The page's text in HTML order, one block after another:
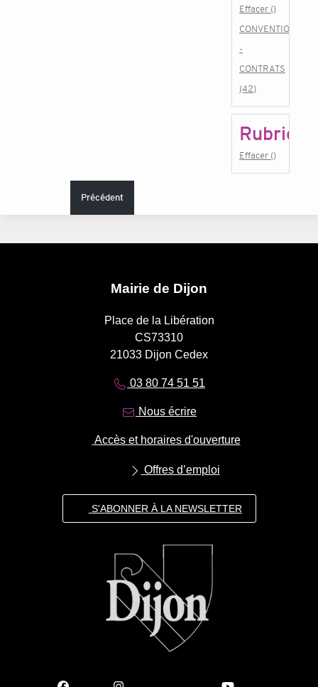
Effacer ()
CONVENTIONS
-
CONTRATS
(42)
Rubrique
Effacer ()
Précédent
Mairie de Dijon
Place de la Libération
CS73310
21033 Dijon Cedex
03 80 74 51 51
Nous écrire
Accès et horaires d'ouverture
Offres d’emploi
S'ABONNER À LA NEWSLETTER